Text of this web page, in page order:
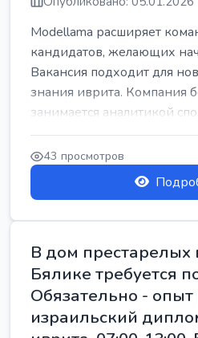
Modellama расширяет
кандидатов, желающих
Вакансия подходит для
знания иврита. Компания
занимается аналитикой
43 просмотров
В дом престарелых
Бялике требуется
Обязательно - опыт
израильский